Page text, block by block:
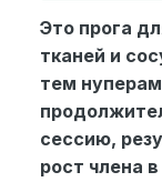
Это прога
тканей и
тем
сессию,
рост члена